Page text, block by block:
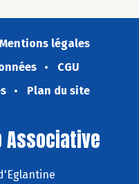
Mentions légales
CGU
Plan du site
Associative